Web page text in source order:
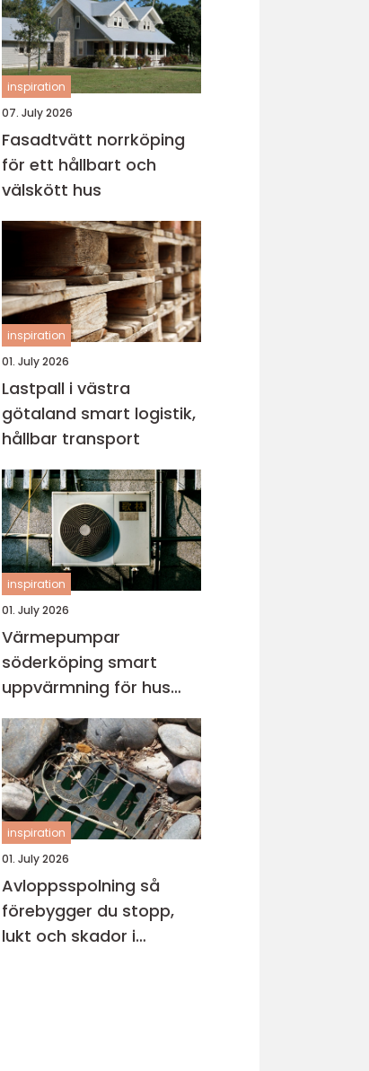
inspiration
07. July 2026
Fasadtvätt norrköping
för ett hållbart och
välskött hus
inspiration
01. July 2026
Lastpall i västra
götaland smart logistik,
hållbar transport
inspiration
01. July 2026
Värmepumpar
söderköping smart
uppvärmning för hus
och fritidsboende
inspiration
01. July 2026
Avloppsspolning så
förebygger du stopp,
lukt och skador i